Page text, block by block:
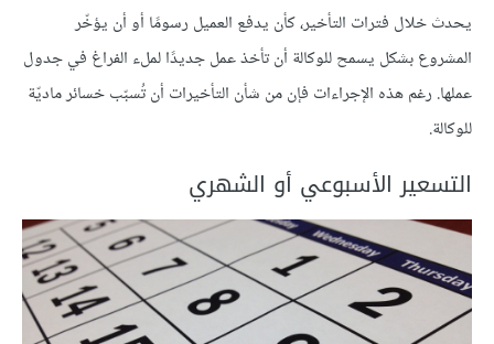
يحدث خلال فترات التأخير، كأن يدفع العميل رسومًا أو أن يؤخّر
المشروع بشكل يسمح للوكالة أن تأخذ عمل جديدًا لملء الفراغ في جدول
عملها. رغم هذه الإجراءات فإن من شأن التأخيرات أن تُسبّب خسائر ماديّة
للوكالة.
التسعير الأسبوعي أو الشهري